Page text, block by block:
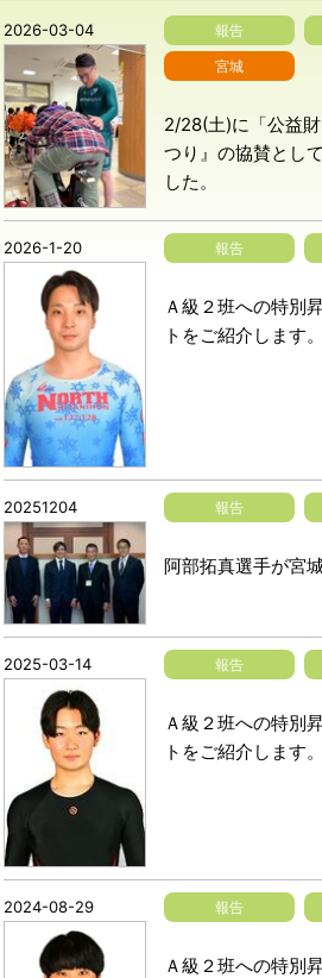
2026-03-04 報告
宮城
2/28(土)に「公益
つり』の協賛とし
した。
2026-1-20 報告
Ａ級２班への特別
トをご紹介します。
20251204 報告
阿部拓真選手が宮
2025-03-14 報告
Ａ級２班への特別
トをご紹介します。
2024-08-29 報告
Ａ級２班への特別